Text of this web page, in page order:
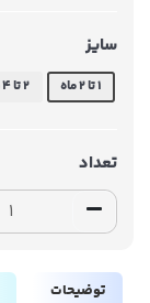
سایز
۱ تا ۲ ماه ۲ تا ۴ ماه
تعداد
توضیحات